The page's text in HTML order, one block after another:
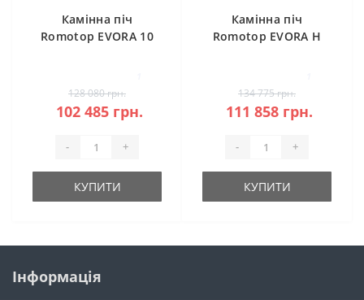
Камінна піч
Romotop EVORA 10
128 080 грн.
102 485 грн.
- +
КУПИТИ
Камінна піч
Romotop EVORA H
134 775 грн.
111 858 грн.
- +
КУПИТИ
Інформація